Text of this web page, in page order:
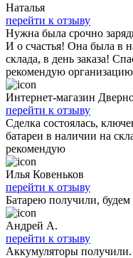
Наталья
перейти к отзыву
Нужна была срочно
И о счастья! Она была в
склада, в день заказа!
рекомендую
Интернет-магазин
перейти к отзыву
Сделка состоялась,
батареи в наличии на
рекомендую
Илья Ковеньков
перейти к отзыву
Батарею получили, будем
Андрей А.
перейти к отзыву
Аккумуляторы